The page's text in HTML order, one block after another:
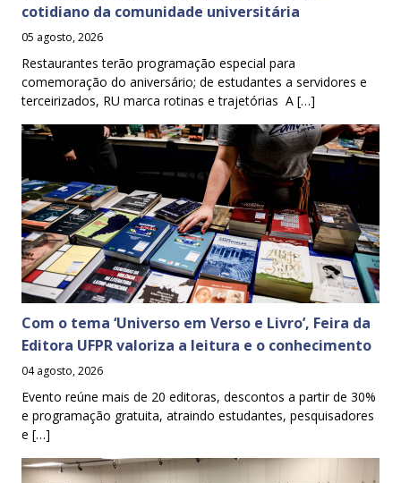
cotidiano da comunidade universitária
05 agosto, 2026
Restaurantes terão programação especial para
comemoração do aniversário; de estudantes a servidores e
terceirizados, RU marca rotinas e trajetórias A […]
Com o tema ‘Universo em Verso e Livro’, Feira da
Editora UFPR valoriza a leitura e o conhecimento
04 agosto, 2026
Evento reúne mais de 20 editoras, descontos a partir de 30%
e programação gratuita, atraindo estudantes, pesquisadores
e […]